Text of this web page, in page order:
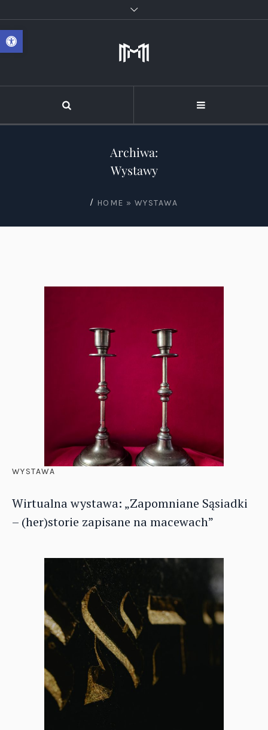
Otwórz pasek narzędzi
Archiwa:
Wystawy
/ HOME » WYSTAWA
WYSTAWA
Wirtualna wystawa: „Zapomniane Sąsiadki
– (her)storie zapisane na macewach”